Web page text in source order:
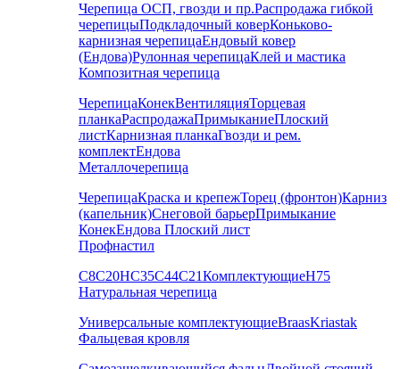
Черепица ОСП, гвозди и пр.Распродажа гибкой
черепицыПодкладочный коверКоньково-
карнизная черепицаЕндовый ковер
(Ендова)Рулонная черепицаКлей и мастика
Композитная черепица
ЧерепицаКонекВентиляцияТорцевая
планкаРаспродажаПримыканиеПлоский
листКарнизная планкаГвозди и рем.
комплектЕндова
Металлочерепица
ЧерепицаКраска и крепежТорец (фронтон)Карниз
(капельник)Снеговой барьерПримыкание
КонекЕндова Плоский лист
Профнастил
С8С20НС35С44С21КомплектующиеН75
Натуральная черепица
Универсальные комплектующиеBraasKriastak
Фальцевая кровля